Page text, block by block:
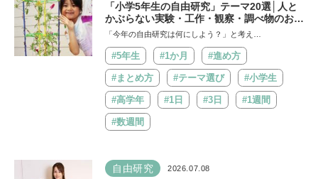
「小学5年生の自由研究」テーマ20選│人と
かぶらない実験・工作・観察・調べ物のおす
すめ
「今年の自由研究は何にしよう？」と考え…
#5年生 #1か月 #進め方
#まとめ方 #テーマ選び #小学生
#高学年 #1日 #3日 #1週間
#数週間
自由研究 2026.07.08